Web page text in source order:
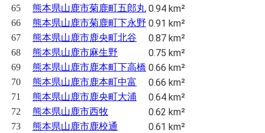
65 熊本県山鹿市菊鹿町五郎丸 0.94 km²
66 熊本県山鹿市菊鹿町下永野 0.91 km²
67 熊本県山鹿市鹿央町北谷 0.87 km²
68 熊本県山鹿市麻生野 0.75 km²
69 熊本県山鹿市鹿本町下高橋 0.66 km²
70 熊本県山鹿市鹿本町中富 0.66 km²
71 熊本県山鹿市鹿央町大浦 0.64 km²
72 熊本県山鹿市西牧 0.62 km²
73 熊本県山鹿市鹿校通 0.61 km²